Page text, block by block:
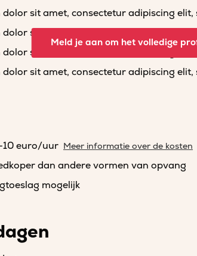
sit amet, consectetur adipiscing elit,
sit amet, consectetur adipiscing elit,
sit amet, consectetur adipiscing elit,
sit amet, consectetur adipiscing elit,
Meld je aan om het volledige
10 euro/uur Meer informatie over de kosten
dan andere vormen van opvang
mogelijk